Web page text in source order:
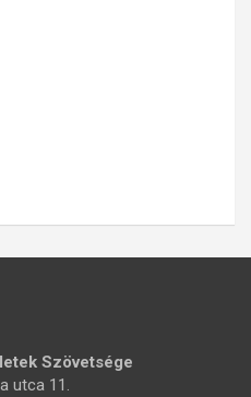
Szövetsége
utca 11.